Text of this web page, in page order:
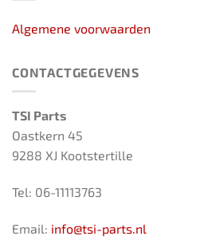
Algemene voorwaarden
CONTACTGEGEVENS
TSI Parts
Oastkern 45
9288 XJ Kootstertille
Tel: 06-11113763
Email: info@tsi-parts.nl